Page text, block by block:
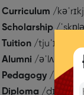
Curriculum /
Scholarship/
Tuition /tjuˈɪʃən/
Alumni /əˈlʌmnaɪ/
Pedagogy /
Diploma /